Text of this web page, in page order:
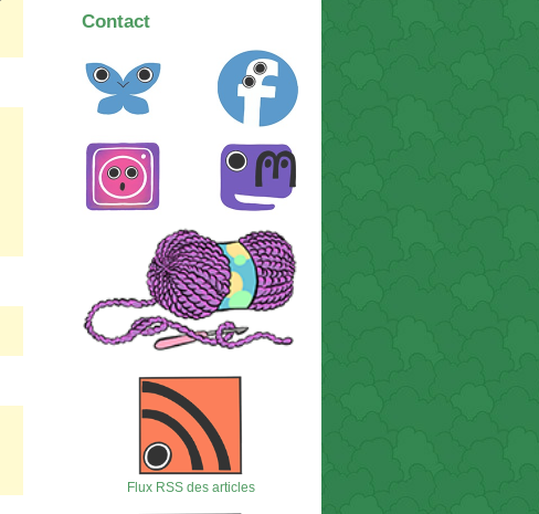
Contact
Flux RSS des articles